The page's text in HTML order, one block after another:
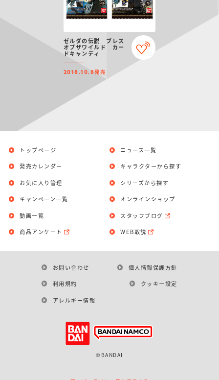
ゼルダの伝説 ブレス
オブザワイルド カー
ドキャンディ
2018.10.8発売
トップページ
発売カレンダー
お気に入り管理
ニュース一覧
キャラクターから探す
シリーズから探す
キャンペーン一覧
動画一覧
商品アンケート
オンラインショップ
スタッフブログ
WEB取説
お問い合わせ 個人情報保護方針
利用規約 クッキー設定
アレルギー情報
©BANDAI